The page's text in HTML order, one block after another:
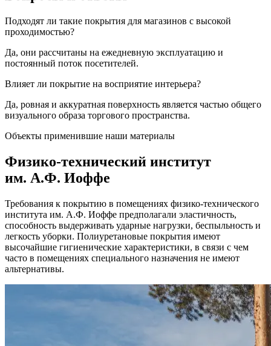
Подходят ли такие покрытия для магазинов с высокой
проходимостью?
Да, они рассчитаны на ежедневную эксплуатацию и
постоянный поток посетителей.
Влияет ли покрытие на восприятие интерьера?
Да, ровная и аккуратная поверхность является частью общего
визуального образа торгового пространства.
Объекты применившие наши материалы
Физико-технический институт
им. А.Ф. Иоффе
Требования к покрытию в помещениях физико-технического
института им. А.Ф. Иоффе предполагали эластичность,
способность выдерживать ударные нагрузки, беспыльность и
легкость уборки. Полиуретановые покрытия имеют
высочайшие гигиенические характеристики, в связи с чем
часто в помещениях специального назначения не имеют
альтернативы.